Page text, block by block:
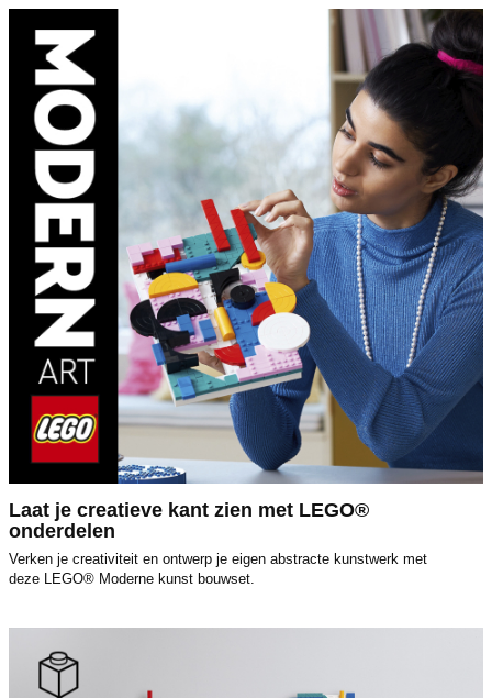
Laat je creatieve kant zien met LEGO®
onderdelen
Verken je creativiteit en ontwerp je eigen abstracte kunstwerk met
deze LEGO® Moderne kunst bouwset.